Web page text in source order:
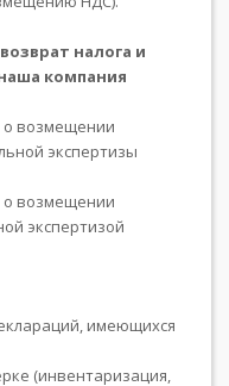
налога и
компания
о возмещении
экспертизы
о возмещении
экспертизой
имеющихся
(инвентаризация,